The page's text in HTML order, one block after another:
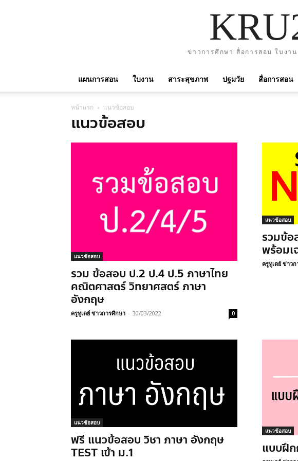
ข่าวการศึกษา สื่อการสอน ใบงา
แผนการสอน ใบงาน สาระสุขภาพ ปฐมวัย สื่อการสอน
หน้าแรก แนวข้อสอบ
แนวข้อสอบ
แนวข้อสอบ
รวม ข้อสอบ ป.2 ป.4 ป.5 ภาษาไทย
คณิตศาสตร์ วิทยาศสตร์ ภาษา
อังกฤษ
ครูทูเดย์ ข่าวการศึกษา - 30/03/2022 0
แนวข้อสอบ
รวมข้
พร้อมเ
ครูทูเดย์ ข่าว
แนวข้อสอบ
ฟรี แนวข้อสอบ วิชา ภาษา อังกฤษ
TEST เข้า ม.1
แนวข้อสอบ
แบบฝึก